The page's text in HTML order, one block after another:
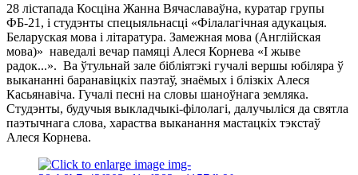
28 лістапада Косціна Жанна Вячаславаўна, куратар групы
ФБ-21, і студэнты спецыяльнасці «Філалагічная адукацыя.
Беларуская мова і літаратура. Замежная мова (Англійская
мова)» наведалі вечар памяці Алеся Корнева «І жыве
радок...». Ва ўтульнай зале бібліятэкі гучалі вершы юбіляра ў
выкананні баранавіцкіх паэтаў, знаёмых і блізкіх Алеся
Касьянавіча. Гучалі песні на словы шаноўнага земляка.
Студэнты, будучыя выкладчыкі-філолагі, далучыліся да святла
паэтычнага слова, хараства выканання мастацкіх тэкстаў
Алеся Корнева.